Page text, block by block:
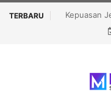
TERBARU
Tertinggi
Politisi